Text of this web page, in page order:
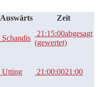
Auswärts
Zeit
Schandis
21:15:00abgesagt
(gewertet)
Utting 21:00:0021:00